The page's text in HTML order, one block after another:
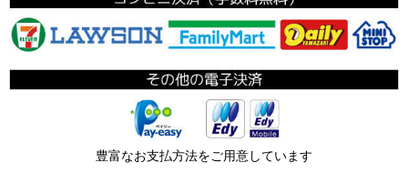
豊富なお支払方法をご用意しています